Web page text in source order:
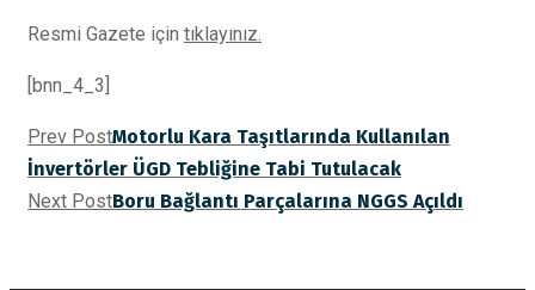
Resmi Gazete için tıklayınız.
[bnn_4_3]
Prev PostMotorlu Kara Taşıtlarında Kullanılan
İnvertörler ÜGD Tebliğine Tabi Tutulacak
Next PostBoru Bağlantı Parçalarına NGGS Açıldı